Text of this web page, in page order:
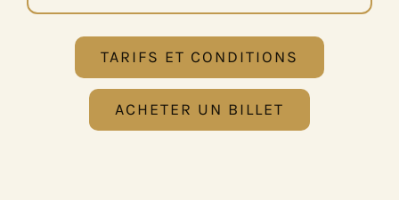
TARIFS ET CONDITIONS
ACHETER UN BILLET